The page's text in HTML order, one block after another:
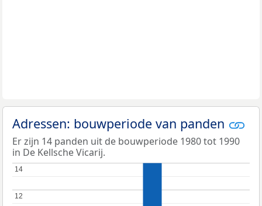
Adressen: bouwperiode van panden
Er zijn 14 panden uit de bouwperiode 1980 tot 1990
in De Kellsche Vicarij.
12
12
14
14